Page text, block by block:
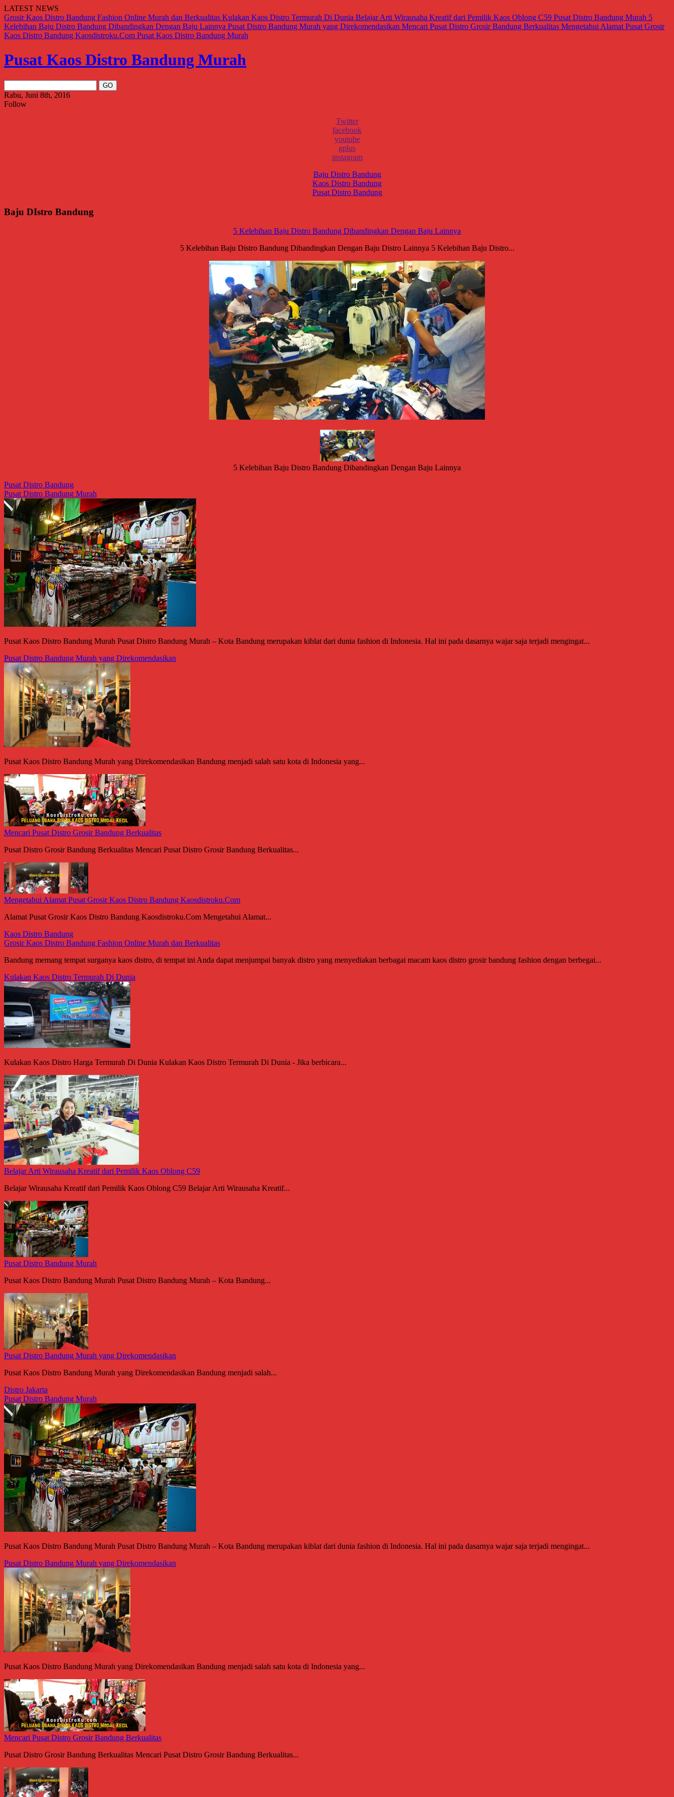
LATEST NEWS
Grosir Kaos Distro Bandung Fashion Online Murah dan Berkualitas Kulakan Kaos Distro Termurah Di Dunia Belajar Arti Wirausaha Kreatif dari Pemilik Kaos Oblong C59 Pusat Distro Bandung Murah 5
Kelebihan Baju Distro Bandung Dibandingkan Dengan Baju Lainnya Pusat Distro Bandung Murah yang Direkomendasikan Mencari Pusat Distro Grosir Bandung Berkualitas Mengetahui Alamat Pusat Grosir
Kaos Distro Bandung Kaosdistroku.Com Pusat Kaos Distro Bandung Murah
Pusat Kaos Distro Bandung Murah
Rabu, Juni 8th, 2016
Follow
Twitter
facebook
youtube
gplus
instagram
Baju Distro Bandung
Kaos Distro Bandung
Pusat Distro Bandung
Baju DIstro Bandung
5 Kelebihan Baju Distro Bandung Dibandingkan Dengan Baju Lainnya
5 Kelebihan Baju Distro Bandung Dibandingkan Dengan Baju Distro Lainnya 5 Kelebihan Baju Distro...
5 Kelebihan Baju Distro Bandung Dibandingkan Dengan Baju Lainnya
Pusat Distro Bandung
Pusat Distro Bandung Murah
Pusat Kaos Distro Bandung Murah Pusat Distro Bandung Murah – Kota Bandung merupakan kiblat dari dunia fashion di Indonesia. Hal ini pada dasarnya wajar saja terjadi mengingat...
Pusat Distro Bandung Murah yang Direkomendasikan
Pusat Kaos Distro Bandung Murah yang Direkomendasikan Bandung menjadi salah satu kota di Indonesia yang...
Mencari Pusat Distro Grosir Bandung Berkualitas
Pusat Distro Grosir Bandung Berkualitas Mencari Pusat Distro Grosir Bandung Berkualitas...
Mengetahui Alamat Pusat Grosir Kaos Distro Bandung Kaosdistroku.Com
Alamat Pusat Grosir Kaos Distro Bandung Kaosdistroku.Com Mengetahui Alamat...
Kaos Distro Bandung
Grosir Kaos Distro Bandung Fashion Online Murah dan Berkualitas
Bandung memang tempat surganya kaos distro, di tempat ini Anda dapat menjumpai banyak distro yang menyediakan berbagai macam kaos distro grosir bandung fashion dengan berbegai...
Kulakan Kaos Distro Termurah Di Dunia
Kulakan Kaos Distro Harga Termurah Di Dunia Kulakan Kaos Distro Termurah Di Dunia - Jika berbicara...
Belajar Arti Wirausaha Kreatif dari Pemilik Kaos Oblong C59
Belajar Wirausaha Kreatif dari Pemilik Kaos Oblong C59 Belajar Arti Wirausaha Kreatif...
Pusat Distro Bandung Murah
Pusat Kaos Distro Bandung Murah Pusat Distro Bandung Murah – Kota Bandung...
Pusat Distro Bandung Murah yang Direkomendasikan
Pusat Kaos Distro Bandung Murah yang Direkomendasikan Bandung menjadi salah...
Distro Jakarta
Pusat Distro Bandung Murah
Pusat Kaos Distro Bandung Murah Pusat Distro Bandung Murah – Kota Bandung merupakan kiblat dari dunia fashion di Indonesia. Hal ini pada dasarnya wajar saja terjadi mengingat...
Pusat Distro Bandung Murah yang Direkomendasikan
Pusat Kaos Distro Bandung Murah yang Direkomendasikan Bandung menjadi salah satu kota di Indonesia yang...
Mencari Pusat Distro Grosir Bandung Berkualitas
Pusat Distro Grosir Bandung Berkualitas Mencari Pusat Distro Grosir Bandung Berkualitas...